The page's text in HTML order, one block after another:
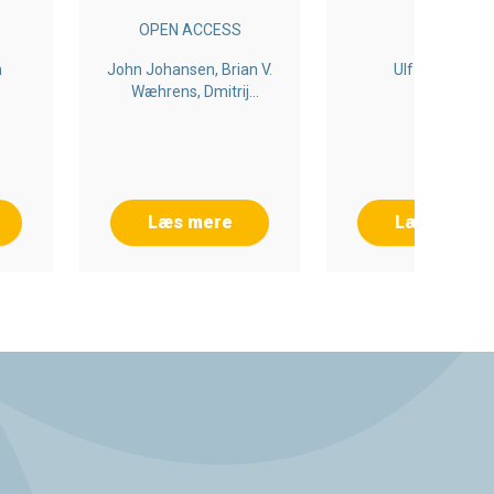
OPEN ACCESS
John Johansen, Brian V.
Wæhrens, Dmitrij
Læs mere
Ulf Hedetoft
Læs mere